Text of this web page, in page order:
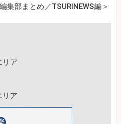
集部まとめ／TSURINEWS編＞
リア
リア